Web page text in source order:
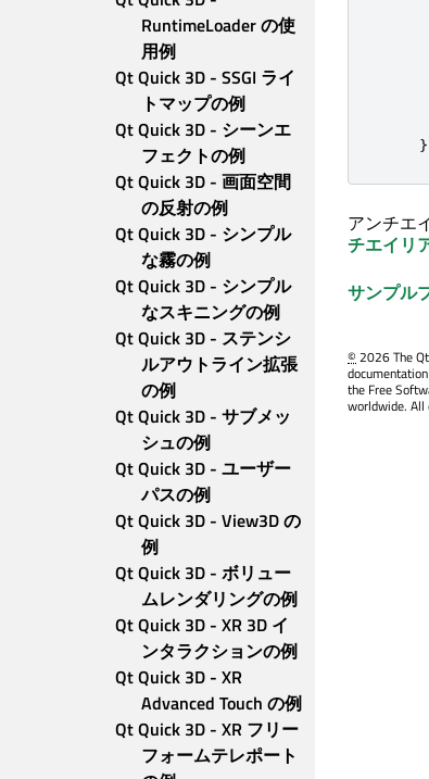
RuntimeLoader の使
用例
Qt Quick 3D - SSGI ライ
トマップの例
Qt Quick 3D - シーンエ
フェクトの例
Qt Quick 3D - 画面空間
の反射の例
Qt Quick 3D - シンプル
な霧の例
Qt Quick 3D - シンプル
なスキニングの例
Qt Quick 3D - ステンシ
ルアウトライン拡張
の例
Qt Quick 3D - サブメッ
シュの例
Qt Quick 3D - ユーザー
パスの例
Qt Quick 3D - View3D の
例
Qt Quick 3D - ボリュー
ムレンダリングの例
Qt Quick 3D - XR 3D イ
ンタラクションの例
Qt Quick 3D - XR
Advanced Touch の例
Qt Quick 3D - XR フリー
フォームテレポート
}
アンチエ
チエイリ
サンプル
©2026 The
the Free
worldwide. All